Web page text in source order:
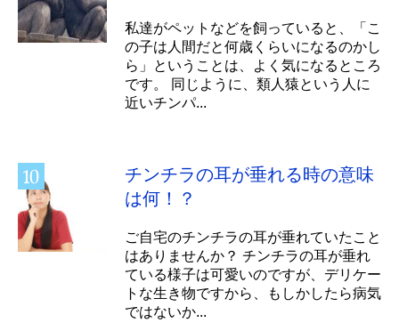
私達がペットなどを飼っていると、「こ
の子は人間だと何歳くらいになるのかし
ら」ということは、よく気になるところ
です。 同じように、類人猿という人に
近いチンパ...
チンチラの耳が垂れる時の意味
は何！？
ご自宅のチンチラの耳が垂れていたこと
はありませんか？ チンチラの耳が垂れ
ている様子は可愛いのですが、デリケー
トな生き物ですから、もしかしたら病気
ではないか...